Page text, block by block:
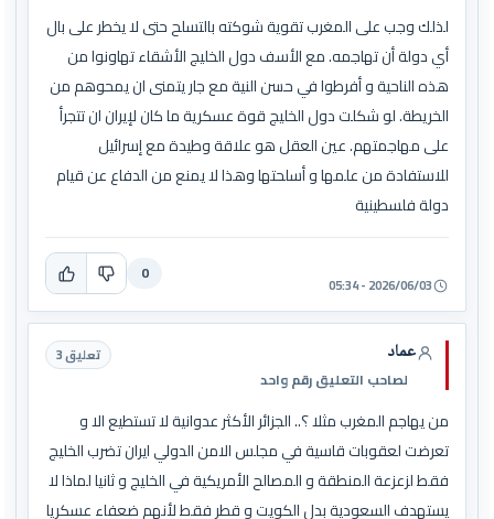
لذلك وجب على المغرب تقوية شوكته بالتسلح حتى لا يخطر على بال
أي دولة أن تهاجمه. مع الأسف دول الخليج الأشقاء تهاونوا من
هذه الناحية و أفرطوا في حسن النية مع جار يتمنى ان يمحوهم من
الخريطة. لو شكلت دول الخليج قوة عسكرية ما كان لإيران ان تتجرأ
على مهاجمتهم. عين العقل هو علاقة وطيدة مع إسرائيل
للاستفادة من علمها و أسلحتها وهذا لا يمنع من الدفاع عن قيام
دولة فلسطينية
2026/06/03 - 05:34
0
عماد
لصاحب التعليق رقم واحد
تعليق 3
من يهاجم المغرب مثلا ؟.. الجزائر الأكثر عدوانية لا تستطيع الا و
تعرضت لعقوبات قاسية في مجلس الامن الدولي ايران تضرب الخليج
فقط لزعزعة المنطقة و المصالح الأمريكية في الخليج و ثانيا لماذا لا
يستهدف السعودية بدل الكويت و قطر فقط لأنهم ضعفاء عسكريا